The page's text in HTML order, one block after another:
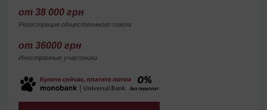
от 38 000 грн
Регистрация общественного союза
от 36000 грн
Иностранные участники